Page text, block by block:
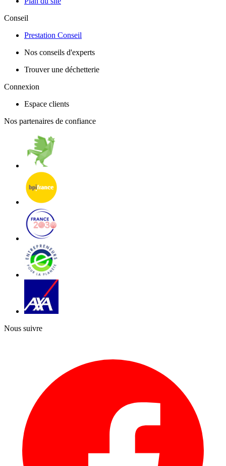
Conseil
Prestation Conseil
Nos conseils d'experts
Trouver une déchetterie
Connexion
Espace clients
Nos partenaires de confiance
Nous suivre